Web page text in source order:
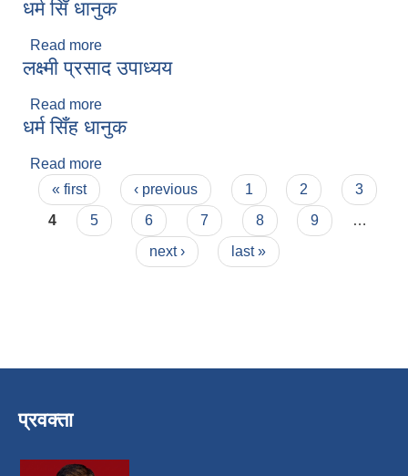
धर्म सिँ धानुक
Read more
लक्ष्मी प्रसाद उपाध्यय
Read more
धर्म सिँह धानुक
Read more
Pages
« first ‹ previous 1 2
3
4
5 6 7 8 9
…
next ›
last »
प्रवक्ता